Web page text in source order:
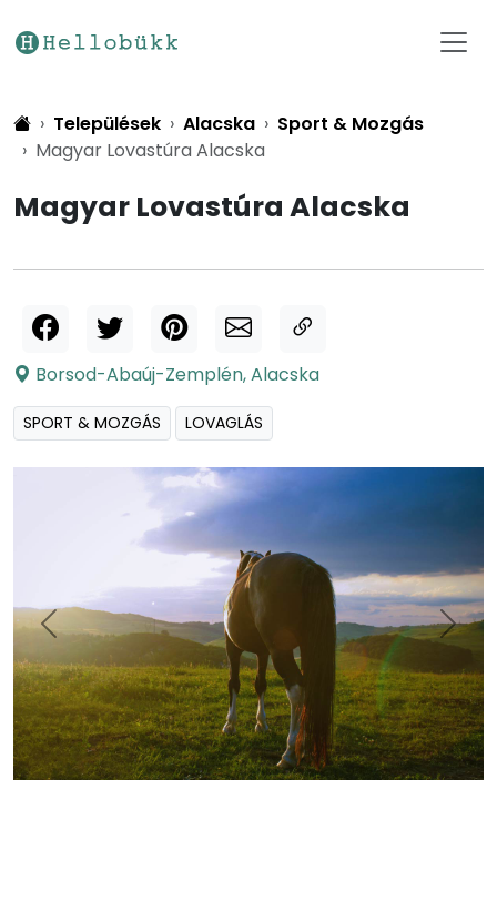
Települések Alacska
Sport & Mozgás
Magyar Lovastúra Alacska
Magyar Lovastúra Alacska
Borsod-Abaúj-Zemplén,Alacska
SPORT & MOZGÁS LOVAGLÁS